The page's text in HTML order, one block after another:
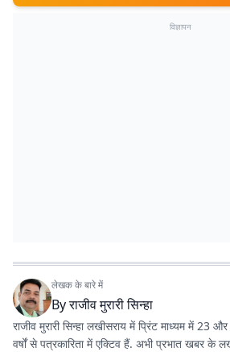
विज्ञापन
लेखक के बारे में
Byराजीव मुरारी सिन्हा
राजीव मुरारी सिन्हा लखीसराय में प्रिंट माध्यम में 23
वर्षों से पत्रकारिता में एक्टिव हैं. अभी प्रभात खबर के